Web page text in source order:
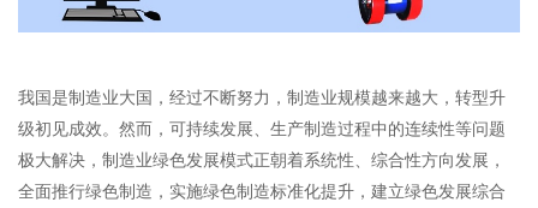
我国是制造业大国，经过不断努力，制造业规模越来越大，转型升
级初见成效。然而，可持续发展、生产制造过程中的连续性等问题
极大解决，制造业绿色发展模式正朝着系统性、综合性方向发展，
全面推行绿色制造，实施绿色制造标准化提升，建立绿色发展综合